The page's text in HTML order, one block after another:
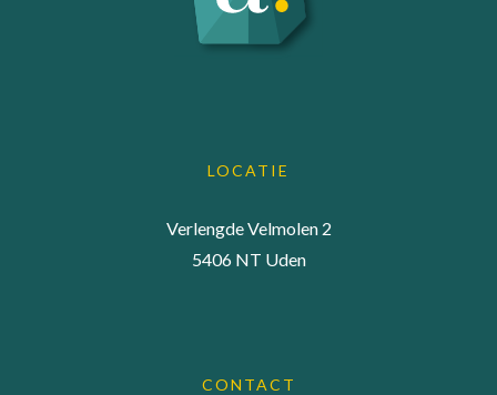
LOCATIE
Verlengde Velmolen 2
5406 NT Uden
CONTACT